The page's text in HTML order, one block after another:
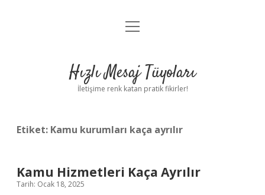
Anasayfa
Yasal Uyarı
menüyü
Hızlı Mesaj Tüyoları
İletişime renk katan pratik fikirler!
Etiket: Kamu kurumları kaça ayrılır
Kamu Hizmetleri Kaça Ayrılır
Tarih: Ocak 18, 2025